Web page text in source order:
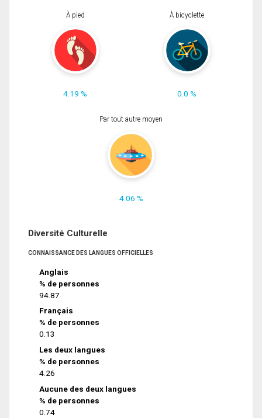
À pied
4.19 %
À bicyclette
0.0 %
Par tout autre moyen
4.06 %
Diversité Culturelle
CONNAISSANCE DES LANGUES OFFICIELLES
Anglais
% de personnes
94.87
Français
% de personnes
0.13
Les deux langues
% de personnes
4.26
Aucune des deux langues
% de personnes
0.74